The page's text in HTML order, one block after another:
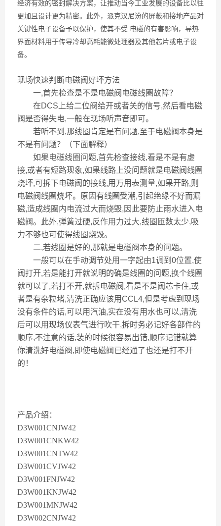
经济有效的密封解决方案，让推动当今工业发展的设备比以往
更加且设计更为精密。此外，派克汉尼汾的屏蔽和接地产品对
关键性电子设备予以保护，使其不受 电磁的有害影响，导热
界面材料用于传导冷却高耗能微处理器及其他芯片或电子设
备。
现场快速判断电磁阀好坏方法
一,首先检查是不是电磁阀电磁线圈故障？
在DCS上给二位阀给开或者关的信号,然后看电磁
阀是否得失电,一般在现场听声音即可。
若听不到,那线圈肯定是有问题,至于电磁阀本身是
不是有问题？（下面解释）
如果电磁线圈问题,首先检查接线,看是不是有虚
接,或者有短路现象,如果线路上没问题就是电磁阀线圈
烧坏,可拆下电磁阀的接线,用万用表测量,如果开路,则
电磁阀线圈烧坏。原因有线圈受潮,引起绝缘不好而漏
磁,造成线圈内电流过大而烧毁,因此要防止雨水进入电
磁阀。此外,弹簧过硬,反作用力过大,线圈匝数太少,吸
力不够也可使得线圈烧毁。
二,若线圈是好的,那就是电磁阀本身的问题。
一般可以在手动调节处用一字起由1调到0位置,使
阀打开,若是能打开就说明的确是线圈的问题,换个线圈
就可以了,若打不开,就拆电磁阀,看是不是阀芯卡住,或
者是有杂粒堵,清洗正确应该用CCL4,但是考虑到现场
没有条件的话,可以用汽油,实在没有用水也可以,清洗
后可以用现场仪表气进行吹干,拆时务必记好各部件的
顺序,不注意的话,装的时候很容易出错,顺序记错就算
你清洗好电磁阀,即使电磁阀已经通了也还是打不开
的！
产品介绍：
D3W001CNJW42
D3W001CNKW42
D3W001CNTW42
D3W001CVJW42
D3W001FNJW42
D3W001KNJW42
D3W001MNJW42
D3W002CNJW42